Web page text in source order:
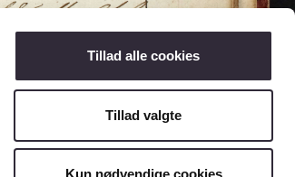
Tillad alle cookies
Tillad valgte
Kun nødvendige cookies